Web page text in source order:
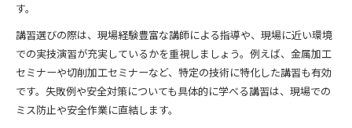
す。
講習選びの際は、現場経験豊富な講師による指導や、現場に近い環境
での実技演習が充実しているかを重視しましょう。例えば、金属加工
セミナーや切削加工セミナーなど、特定の技術に特化した講習も有効
です。失敗例や安全対策についても具体的に学べる講習は、現場での
ミス防止や安全作業に直結します。